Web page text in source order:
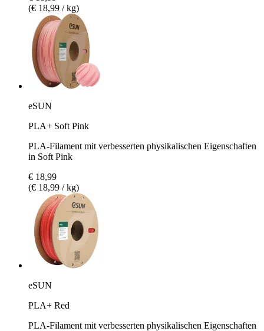
(€ 18,99 / kg)
eSUN
PLA+ Soft Pink
PLA-Filament mit verbesserten physikalischen Eigenschaften
in Soft Pink
€ 18,99
(€ 18,99 / kg)
eSUN
PLA+ Red
PLA-Filament mit verbesserten physikalischen Eigenschaften